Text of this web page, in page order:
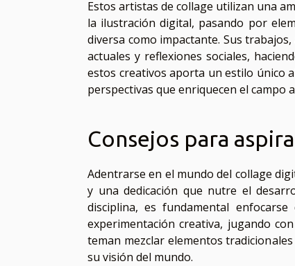
Estos artistas de collage utilizan una
la ilustración digital, pasando por
diversa como impactante. Sus
actuales y reflexiones sociales,
estos creativos aporta un estilo único
perspectivas que enriquecen el campo
Consejos para
Adentrarse en el mundo del collage
y una dedicación que nutre el
disciplina, es fundamental
experimentación creativa, jugando
teman mezclar elementos
su visión del mundo.